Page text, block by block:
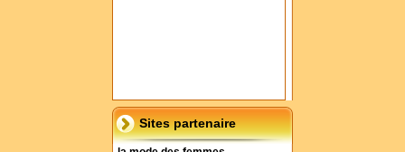
Sites partenaire